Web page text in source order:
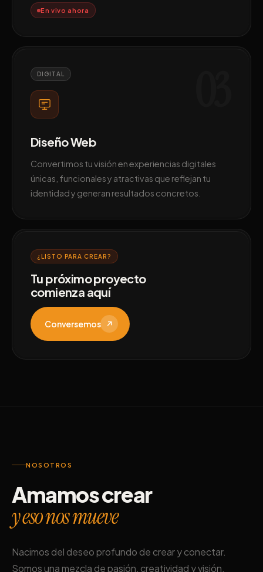
En vivo ahora
DIGITAL
Diseño Web
Convertimos tu visión en experiencias digitales
únicas, funcionales y atractivas que reflejan tu
identidad y generan resultados concretos.
¿LISTO PARA CREAR?
Tu próximo proyecto
comienza aquí
Conversemos ↗
NOSOTROS
Amamos crear
y eso nos mueve
Nacimos del deseo profundo de crear y conectar.
Somos una mezcla de pasión, creatividad y visión,